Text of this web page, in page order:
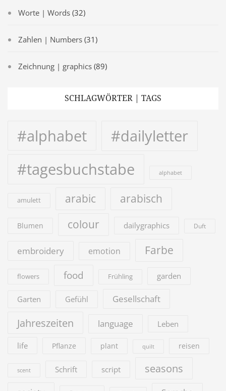
Worte | Words (32)
Zahlen | Numbers (31)
Zeichnung | graphics (89)
SCHLAGWÖRTER | TAGS
#alphabet
#dailyletter
#tagesbuchstabe
alphabet
amulett arabic arabisch
Blumen colour dailygraphics Duft
embroidery emotion Farbe
flowers food Frühling garden
Garten Gefühl Gesellschaft
Jahreszeiten language Leben
life Pflanze plant quilt reisen
scent Schrift script seasons